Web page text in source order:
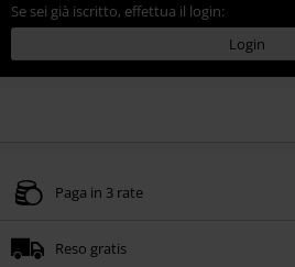
Se sei già iscritto, effettua il login:
Login
Paga in 3 rate
Reso gratis